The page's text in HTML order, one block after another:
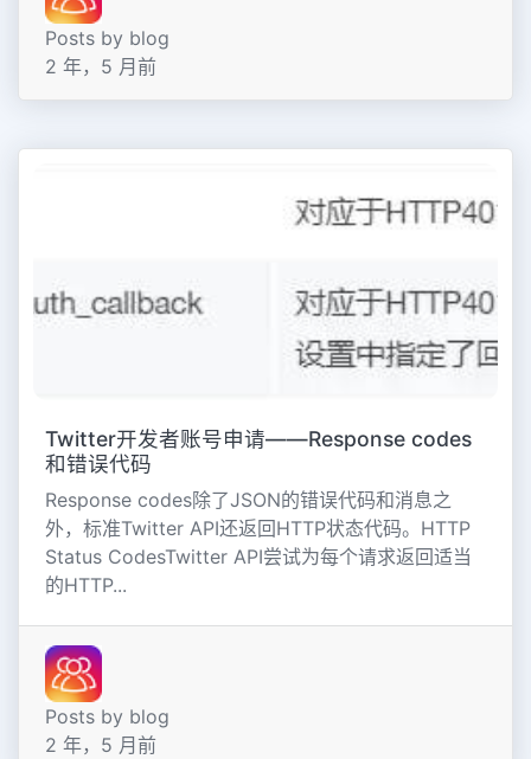
Posts by blog
2 年，5 月前
Twitter开发者账号申请——Response codes
和错误代码
Response codes除了JSON的错误代码和消息之
外，标准Twitter API还返回HTTP状态代码。HTTP
Status CodesTwitter API尝试为每个请求返回适当
的HTTP...
Posts by blog
2 年，5 月前